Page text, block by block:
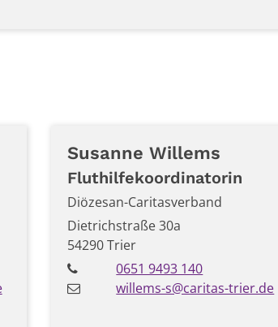
Susanne Willems
Fluthilfekoordinatorin
Diözesan-Caritasverband
Dietrichstraße 30a
54290Trier
0651 9493 140
willems-s@caritas-trier.de